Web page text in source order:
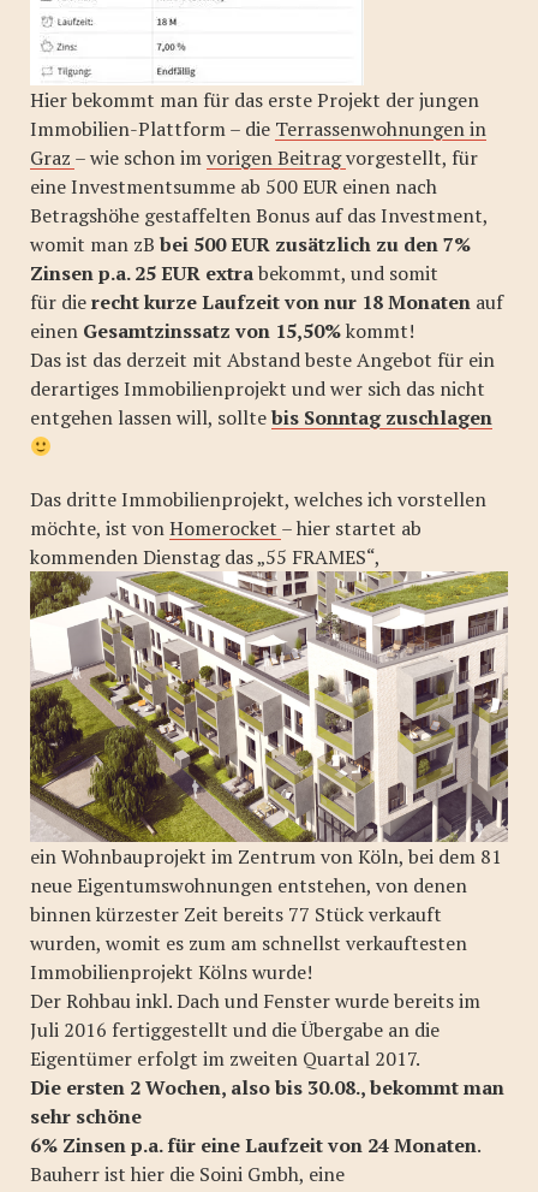
Hier bekommt man für das erste Projekt der jungen
Immobilien-Plattform – die Terrassenwohnungen in
Graz – wie schon imvorigen Beitragvorgestellt, für
eine Investmentsumme ab 500 EUR einen nach
Betragshöhe gestaffelten Bonus auf das Investment,
womit man zB bei 500 EUR zusätzlich zu den 7%
Zinsen p.a. 25 EUR extrabekommt, und somit
für dierecht kurze Laufzeit von nur 18 Monaten auf
einen Gesamtzinssatz von 15,50%kommt!
Das ist das derzeit mit Abstand beste Angebot für ein
derartiges Immobilienprojekt und wer sich das nicht
entgehen lassen will, solltebis Sonntag zuschlagen
Das dritte Immobilienprojekt, welches ich vorstellen
möchte, ist vonHomerocket – hier startet ab
kommenden Dienstag das „55 FRAMES“,
ein Wohnbauprojekt im Zentrum von Köln, bei dem 81
neue Eigentumswohnungen entstehen, von denen
binnen kürzester Zeit bereits 77 Stück verkauft
wurden, womit es zum am schnellst verkauftesten
Immobilienprojekt Kölns wurde!
Der Rohbau inkl. Dach und Fenster wurde bereits im
Juli 2016 fertiggestellt und die Übergabe an die
Eigentümer erfolgt im zweiten Quartal 2017.
Die ersten 2 Wochen, also bis 30.08., bekommt man
sehr schöne
6% Zinsen p.a. für eine Laufzeit von 24 Monaten.
Bauherr ist hier die Soini Gmbh, eine